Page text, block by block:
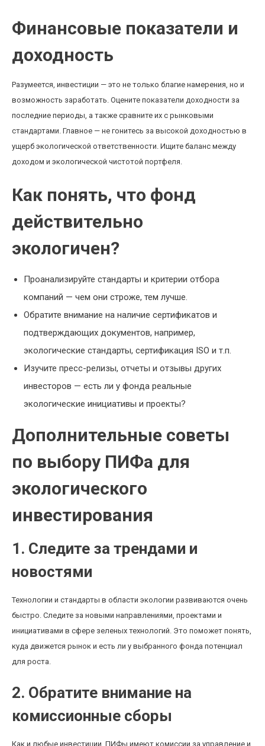
Финансовые показатели и
доходность
Разумеется, инвестиции — это не только благие намерения, но и
возможность заработать. Оцените показатели доходности за
последние периоды, а также сравните их с рынковыми
стандартами. Главное — не гонитесь за высокой доходностью в
ущерб экологической ответственности. Ищите баланс между
доходом и экологической чистотой портфеля.
Как понять, что фонд
действительно
экологичен?
Проанализируйте стандарты и критерии отбора
компаний — чем они строже, тем лучше.
Обратите внимание на наличие сертификатов и
подтверждающих документов, например,
экологические стандарты, сертификация ISO и т.п.
Изучите пресс-релизы, отчеты и отзывы других
инвесторов — есть ли у фонда реальные
экологические инициативы и проекты?
Дополнительные советы
по выбору ПИФа для
экологического
инвестирования
1. Следите за трендами и
новостями
Технологии и стандарты в области экологии развиваются очень
быстро. Следите за новыми направлениями, проектами и
инициативами в сфере зеленых технологий. Это поможет понять,
куда движется рынок и есть ли у выбранного фонда потенциал
для роста.
2. Обратите внимание на
комиссионные сборы
Как и любые инвестиции, ПИФы имеют комиссии за управление и